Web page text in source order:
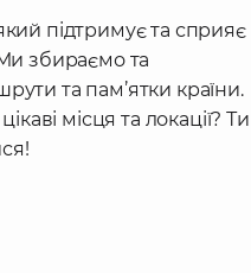
підтримує та сприяє
збираємо та
та пам’ятки країни.
місця та локації? Ти